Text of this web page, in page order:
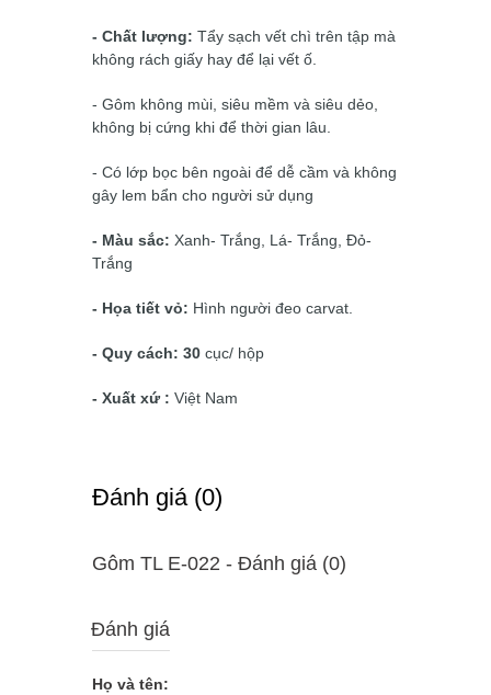
- Chất lượng: Tẩy sạch vết chì trên tập mà
không rách giấy hay để lại vết ố.
- Gôm không mùi, siêu mềm và siêu dẻo,
không bị cứng khi để thời gian lâu.
- Có lớp bọc bên ngoài để dễ cầm và không
gây lem bẩn cho người sử dụng
- Màu sắc: Xanh- Trắng, Lá- Trắng, Đỏ-
Trắng
- Họa tiết vỏ: Hình người đeo carvat.
- Quy cách: 30 cục/ hộp
- Xuất xứ : Việt Nam
Ðánh giá (0)
Gôm TL E-022 - Ðánh giá (0)
Đánh giá
Họ và tên: